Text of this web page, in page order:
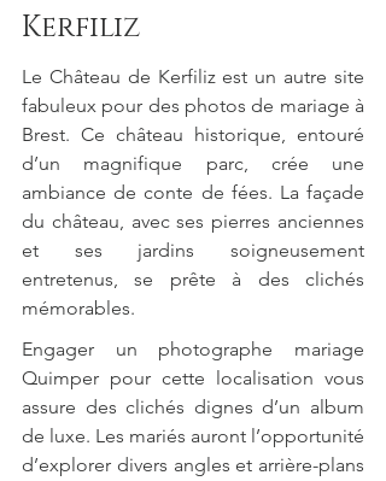
Kerfiliz
Le Château de Kerfiliz est un autre site
fabuleux pour des photos de mariage à
Brest. Ce château historique, entouré
d’un magnifique parc, crée une
ambiance de conte de fées. La façade
du château, avec ses pierres anciennes
et ses jardins soigneusement
entretenus, se prête à des clichés
mémorables.
Engager un photographe mariage
Quimper pour cette localisation vous
assure des clichés dignes d’un album
de luxe. Les mariés auront l’opportunité
d’explorer divers angles et arrière-plans